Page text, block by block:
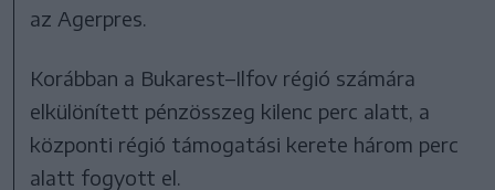
az Agerpres.
Korábban a Bukarest–Ilfov régió számára
elkülönített pénzösszeg kilenc perc alatt, a
központi régió támogatási kerete három perc
alatt fogyott el.